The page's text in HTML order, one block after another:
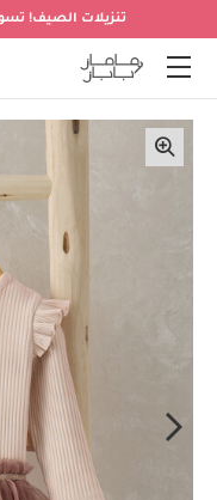
تنزيلات الصيف!